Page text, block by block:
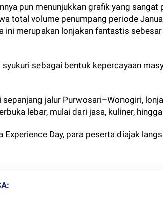
pun menunjukkan grafik yang sangat
total volume penumpang periode
ini merupakan lonjakan fantastis
syukuri sebagai bentuk kepercayaan
sepanjang jalur Purwosari–Wonogiri,
lebar, mulai dari jasa, kuliner,
Experience Day, para peserta diajak